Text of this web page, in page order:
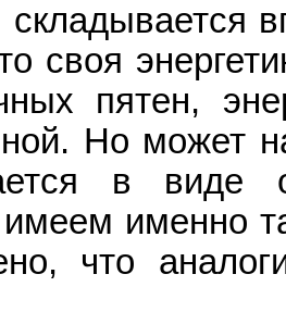
своя
пятен,
Но может
в виде
именно
что